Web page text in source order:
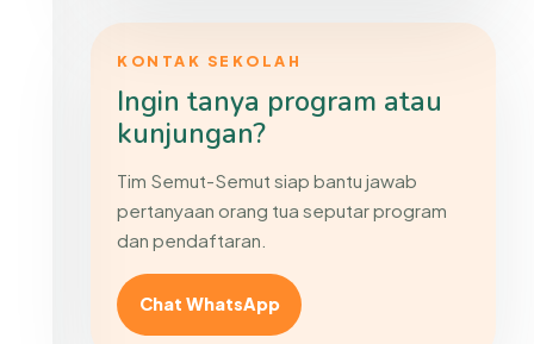
KONTAK SEKOLAH
Ingin tanya program atau
kunjungan?
Tim Semut-Semut siap bantu jawab
pertanyaan orang tua seputar program
dan pendaftaran.
Chat WhatsApp